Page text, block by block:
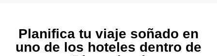
Planifica tu viaje soñado en
uno de los hoteles dentro de